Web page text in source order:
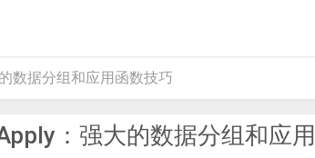
数据分组和应用函数技巧
：强大的数据分组和应